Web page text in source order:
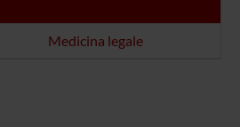
Medicina legale